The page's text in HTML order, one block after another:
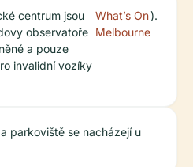
centrum jsou
observatoře
a pouze
invalidní vozíky
What’s On
Melbourne
).
parkoviště se nacházejí u